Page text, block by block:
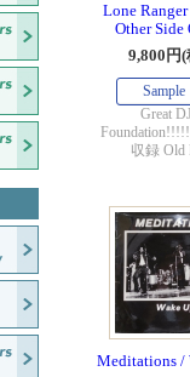
Lone
Other Side
9,800円(
Sample
Great
収録 Old
Meditations /